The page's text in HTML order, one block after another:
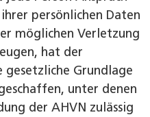
persönlichen Daten
möglichen Verletzung
hat der
Grundlage
unter denen
der AHVN zulässig